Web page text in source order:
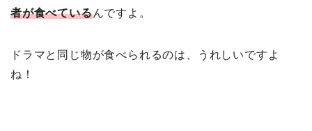
者が食べているんですよ。
ドラマと同じ物が食べられるのは、うれしいですよ
ね！